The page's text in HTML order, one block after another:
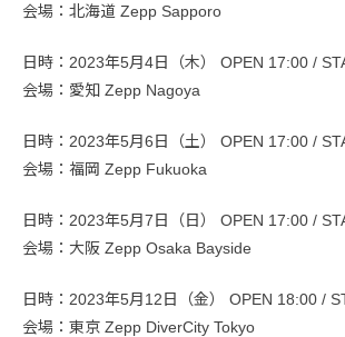
会場：北海道 Zepp Sapporo
日時：2023年5月4日（木） OPEN 17:00 /
会場：愛知 Zepp Nagoya
日時：2023年5月6日（土） OPEN 17:00 /
会場：福岡 Zepp Fukuoka
日時：2023年5月7日（日） OPEN 17:00 /
会場：大阪 Zepp Osaka Bayside
日時：2023年5月12日（金） OPEN 18:00 /
会場：東京 Zepp DiverCity Tokyo